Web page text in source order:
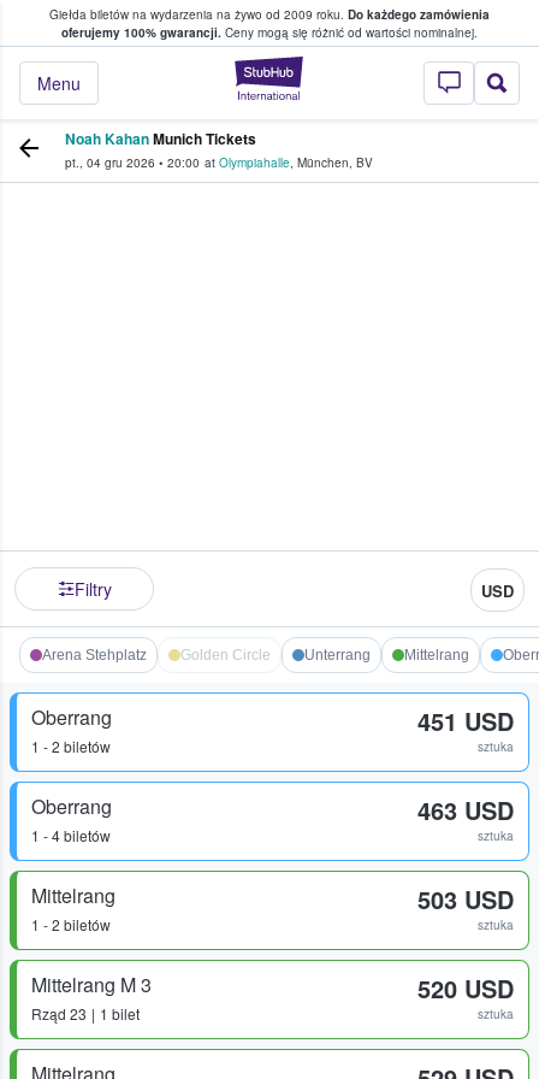
Giełda biletów na wydarzenia na żywo od 2009 roku. Do każdego zamówienia
oferujemy 100% gwarancji. Ceny mogą się różnić od wartości nominalnej.
StubHub —
Menu
w którym fani i kibice kupują i
Noah KahanMunich Tickets
pt., 04 gru 2026 • 20:00 at Olympiahalle, München, BV
Filtry USD
Arena Stehplatz Golden Circle Unterrang Mittelrang
Oberrang
1 - 2 biletów
451 USD
sztuka
Oberrang
1 - 4 biletów
463 USD
sztuka
Mittelrang
1 - 2 biletów
503 USD
sztuka
Mittelrang M 3
Rząd 23 1 bilet
520 USD
sztuka